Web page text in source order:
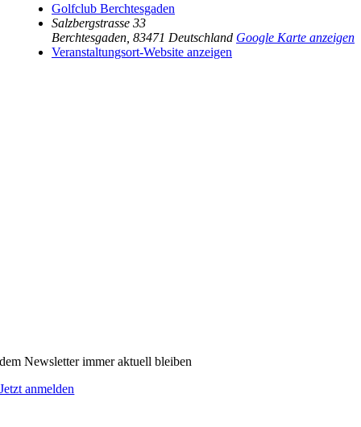
Golfclub Berchtesgaden
Salzbergstrasse 33
Berchtesgaden 83471 Deutschland Google Karte anzeigen
Veranstaltungsort-Website anzeigen
dem Newsletter immer aktuell bleiben
Jetzt anmelden